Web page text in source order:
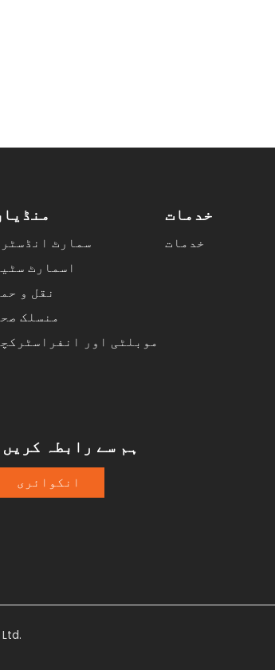
سمارٹ
اسمارٹ
نقل و
منسلک
موبلٹی اور
خدمات
خدمات
ہم سے رابطہ
انکوائری